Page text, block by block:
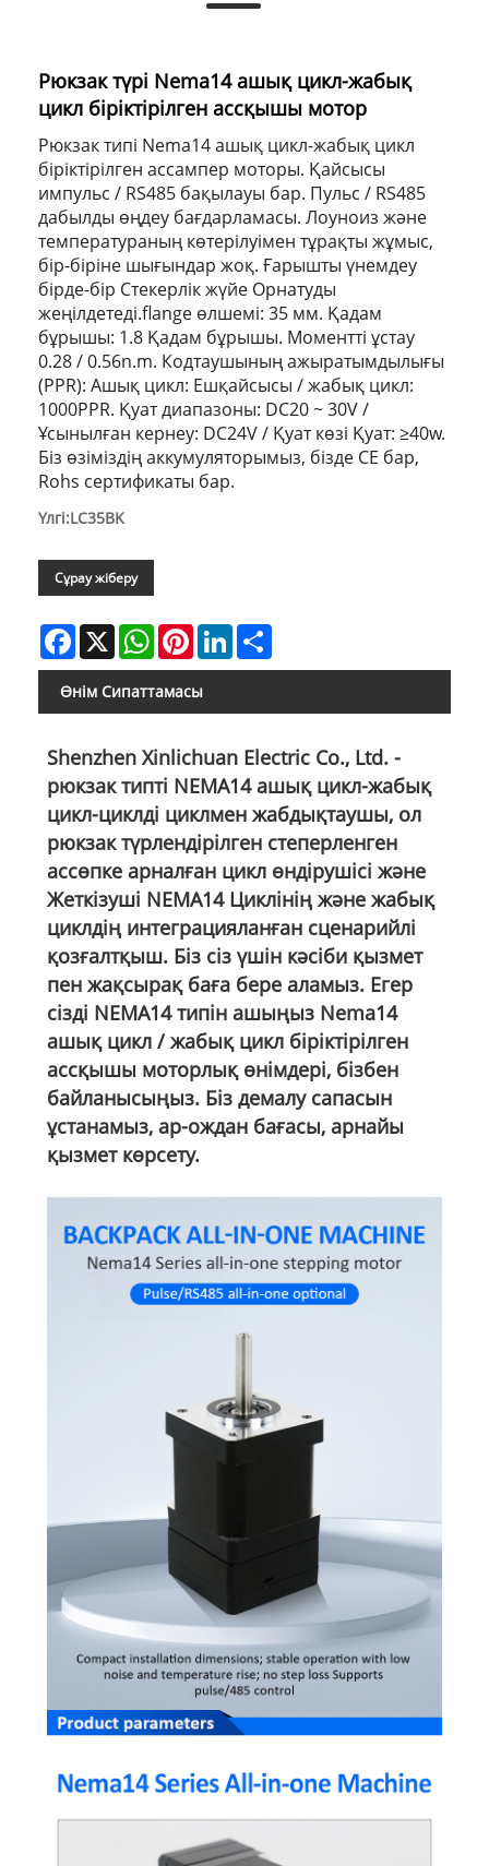
Рюкзак түрі Nema14 ашық цикл-жабық
цикл біріктірілген ассқышы мотор
Рюкзак типі Nema14 ашық цикл-жабық цикл
біріктірілген ассампер моторы. Қайсысы
импульс / RS485 бақылауы бар. Пульс / RS485
дабылды өңдеу бағдарламасы. Лоуноиз және
температураның көтерілуімен тұрақты жұмыс,
бір-біріне шығындар жоқ. Ғарышты үнемдеу
бірде-бір Стекерлік жүйе Орнатуды
жеңілдетеді.flange өлшемі: 35 мм. Қадам
бұрышы: 1.8 Қадам бұрышы. Моментті ұстау
0.28 / 0.56n.m. Кодтаушының ажыратымдылығы
(PPR): Ашық цикл: Ешқайсысы / жабық цикл:
1000PPR. Қуат диапазоны: DC20 ~ 30V /
Ұсынылған кернеу: DC24V / Қуат көзі Қуат: ≥40w.
Біз өзіміздің аккумуляторымыз, бізде CE бар,
Rohs сертификаты бар.
Үлгі:LC35BK
Сұрау жіберу
Facebook
X WhatsAppPinterestLinkedIn
Өнім Сипаттамасы
Shenzhen Xinlichuan Electric Co., Ltd. -
рюкзак типті NEMA14 ашық цикл-жабық
цикл-циклді циклмен жабдықтаушы, ол
рюкзак түрлендірілген степерленген
ассөпке арналған цикл өндірушісі және
Жеткізуші NEMA14 Циклінің және жабық
циклдің интеграцияланған сценарийлі
қозғалтқыш. Біз сіз үшін кәсіби қызмет
пен жақсырақ баға бере аламыз. Егер
сізді NEMA14 типін ашыңыз Nema14
ашық цикл / жабық цикл біріктірілген
ассқышы моторлық өнімдері, бізбен
байланысыңыз. Біз демалу сапасын
ұстанамыз, ар-ождан бағасы, арнайы
қызмет көрсету.